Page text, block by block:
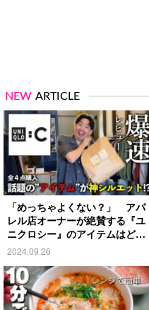
NEW ARTICLE
「めっちゃよくない？」 アパ
レル店オーナーが絶賛する『ユ
ニクロシー』のアイテムはど
れ？
2024.09.26